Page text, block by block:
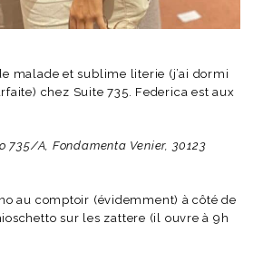
VIVRE ITALIEN
malade et sublime literie (j’ai dormi
chez Suite 735. Federica est aux
735/A, Fondamenta Venier, 30123
au comptoir (évidemment) à côté de
sur les zattere (il ouvre à 9h